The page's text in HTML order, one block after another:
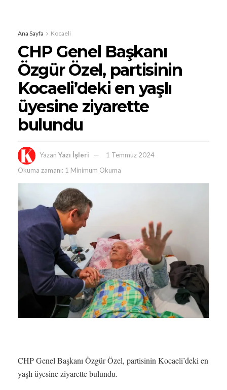
Ana Sayfa Kocaeli
CHP Genel Başkanı
Özgür Özel, partisinin
Kocaeli’deki en yaşlı
üyesine ziyarette
bulundu
Yazan Yazı İşleri
1 Temmuz 2024
Okuma zamanı: 1 Minimum Okuma
CHP Genel Başkanı Özgür Özel, partisinin Kocaeli’deki en
yaşlı üyesine ziyarette bulundu.